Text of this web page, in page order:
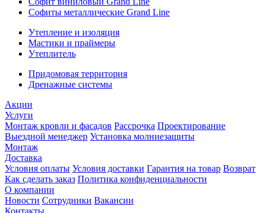
Софиты металлические Grand Line
Утепление и изоляция
Мастики и праймеры
Утеплитель
Придомовая территория
Дренажные системы
Акции
Услуги
Монтаж кровли и фасадов Рассрочка Проектирование
Выездной менеджер Установка молниезащиты
Монтаж
Доставка
Условия оплаты Условия доставки Гарантия на товар Возврат
Как сделать заказ Политика конфиденциальности
О компании
Новости Сотрудники Вакансии
Контакты